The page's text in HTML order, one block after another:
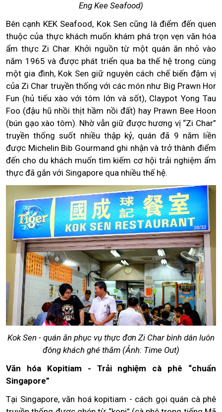
Eng Kee Seafood)
Bên cạnh KEK Seafood, Kok Sen cũng là điểm đến quen
thuộc của thực khách muốn khám phá trọn vẹn văn hóa
ẩm thực Zi Char. Khởi nguồn từ một quán ăn nhỏ vào
năm 1965 và được phát triển qua ba thế hệ trong cùng
một gia đình, Kok Sen giữ nguyên cách chế biến đậm vị
của Zi Char truyền thống với các món như Big Prawn Hor
Fun (hủ tiếu xào với tôm lớn và sốt), Claypot Yong Tau
Foo (đậu hũ nhồi thịt hầm nồi đất) hay Prawn Bee Hoon
(bún gạo xào tôm). Nhờ vẫn giữ được hương vị “Zi Char”
truyền thống suốt nhiều thập kỷ, quán đã 9 năm liền
được Michelin Bib Gourmand ghi nhận và trở thành điểm
đến cho du khách muốn tìm kiếm cơ hội trải nghiệm ẩm
thực đã gắn với Singapore qua nhiều thế hệ.
Kok Sen - quán ăn phục vụ thực đơn Zi Char bình dân luôn
đông khách ghé thăm (Ảnh: Time Out)
Văn hóa Kopitiam - Trải nghiệm cà phê “chuẩn
Singapore”
Tại Singapore, văn hoá kopitiam - cách gọi quán cà phê